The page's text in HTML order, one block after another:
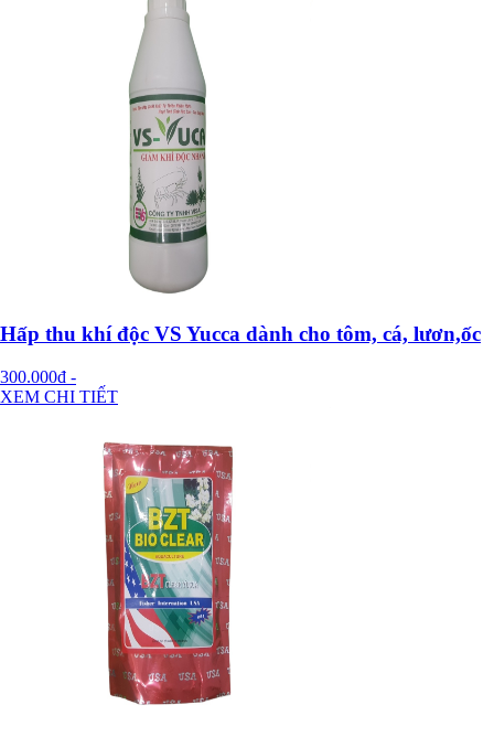
Hấp thu khí độc VS Yucca dành cho tôm, cá, lươn,ốc
300.000đ -
XEM CHI TIẾT